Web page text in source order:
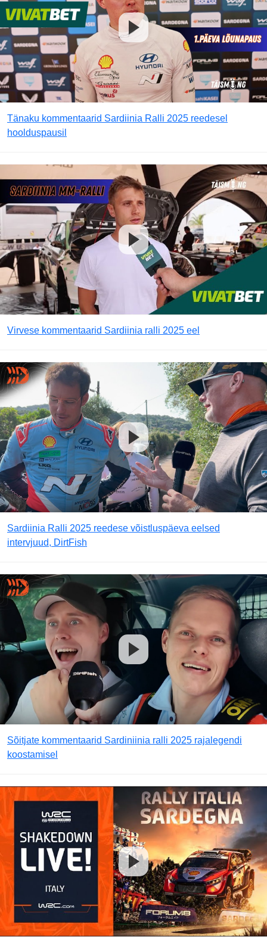
Tänaku kommentaarid Sardiinia Ralli 2025 reedesel
hoolduspausil
Virvese kommentaarid Sardiinia ralli 2025 eel
Sardiinia Ralli 2025 reedese võistluspäeva eelsed
intervjuud, DirtFish
Sõitjate kommentaarid Sardiniinia ralli 2025 rajalegendi
koostamisel